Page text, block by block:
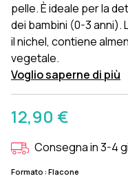
pelle. È ideale per la
dei bambini (0-3
il nichel, contiene
vegetale.
Voglio saperne di più
12,90 €
Consegna in 3-4
Formato : Flacone